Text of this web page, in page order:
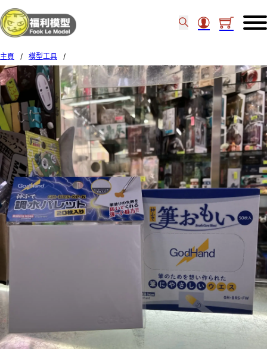
主頁 / 模型工具
/
GODHAND GH-BRS-FW 抹筆紙+GH-BRS-KP-N 調色紙 Set 87423+87451